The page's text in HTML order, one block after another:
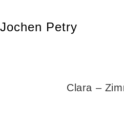
Jochen Petry
Clara –